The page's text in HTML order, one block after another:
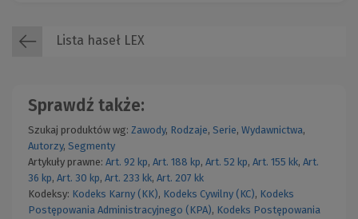
Lista haseł LEX
Sprawdź także:
Szukaj produktów wg: Zawody, Rodzaje, Serie, Wydawnictwa,
Autorzy, Segmenty
Artykuły prawne: Art. 92 kp, Art. 188 kp, Art. 52 kp, Art. 155 kk, Art.
36 kp, Art. 30 kp, Art. 233 kk, Art. 207 kk
Kodeksy: Kodeks Karny (KK), Kodeks Cywilny (KC), Kodeks
Postępowania Administracyjnego (KPA), Kodeks Postępowania